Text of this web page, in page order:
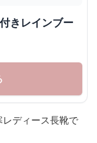
きレインブー
ディース長靴で